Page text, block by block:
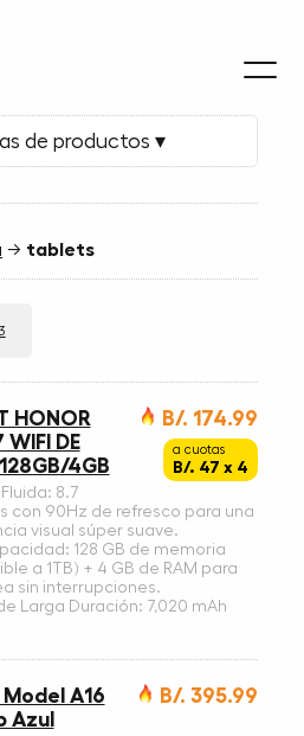
de productos ▾
→ tablets
B/. 174.99
a cuotas
B/. 47 x 4
HONOR
WIFI DE
4GB
8.7
con 90Hz de refresco para una
visual súper suave.
128 GB de memoria
a 1TB) + 4 GB de RAM para
sin interrupciones.
Larga Duración: 7,020 mAh
B/. 395.99
Model A16
Azul